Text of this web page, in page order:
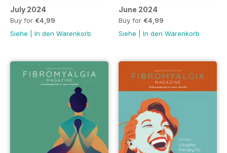
July 2024
Buy for €4,99
Siehe
In den Warenkorb
June 2024
Buy for €4,99
Siehe
In den Warenkorb